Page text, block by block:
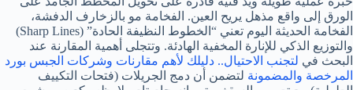
الورق إلى واقع مذهل يريح العين. الفخامة مو بالزخارف الدفشة،
الفخامة الحديثة اليوم تعني “الخطوط النظيفة الحادة” (Sharp Lines)
والتوزيع الذكي للإنارة المخفية الهادئة. وتتجلى أهمية المقارنة عند
البحث في لتجنب الاحتيال.. دليلك لأهم مقارنات وشركات الجبس بورد
المرخصة والمضمونة لتضمن أن دمج الجريلات (فتحات التكييف